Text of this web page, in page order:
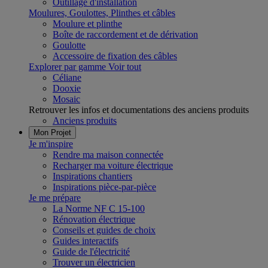
Outillage d'installation
Moulures, Goulottes, Plinthes et câbles
Moulure et plinthe
Boîte de raccordement et de dérivation
Goulotte
Accessoire de fixation des câbles
Explorer par gamme Voir tout
Céliane
Dooxie
Mosaic
Retrouver les infos et documentations des anciens produits
Anciens produits
Mon Projet
Je m'inspire
Rendre ma maison connectée
Recharger ma voiture électrique
Inspirations chantiers
Inspirations pièce-par-pièce
Je me prépare
La Norme NF C 15-100
Rénovation électrique
Conseils et guides de choix
Guides interactifs
Guide de l'électricité
Trouver un électricien